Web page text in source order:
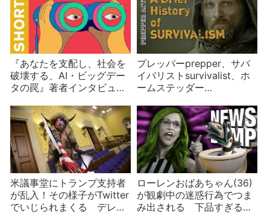
『あなたを支配し、社会を
破壊する、AI・ビッグデー
タの罠』著者インタビュー
かす！数学破壊兵器の危う
さとは？
プレッパーprepper、サバ
イバリストsurvivalist、ホ
ームステッダー
代アメリカの心性
米議事堂にトランプ支持者
が乱入！その様子がTwitter
でいじられまくる デレ
ローレンおばあちゃん(36)
が観劇中の迷惑行為でつま
み出される 下品すぎる監